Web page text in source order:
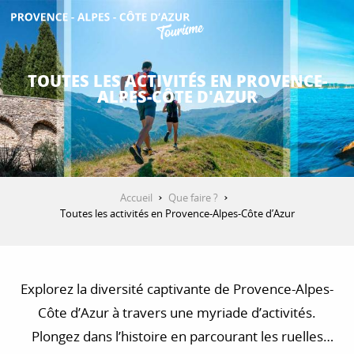
Aller
contenu
principal
DÉCOUVRIR
QUE FAIRE ?
SÉJOURNER
TOUTES LES ACTIVITÉS EN PROVENCE-
ALPES-CÔTE D'AZUR
Accueil
Que faire ?
Toutes les activités en Provence-Alpes-Côte d’Azur
Explorez la diversité captivante de Provence-Alpes-
Côte d’Azur à travers une myriade d’activités.
Plongez dans l’histoire en parcourant les ruelles